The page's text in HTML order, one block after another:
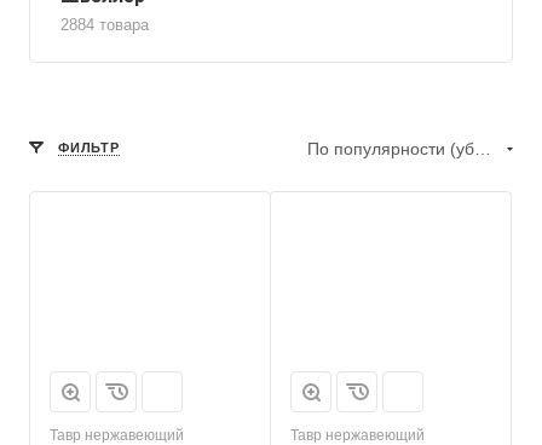
2884 товара
ФИЛЬТР
Тавр нержавеющий Тавр нержавеющий